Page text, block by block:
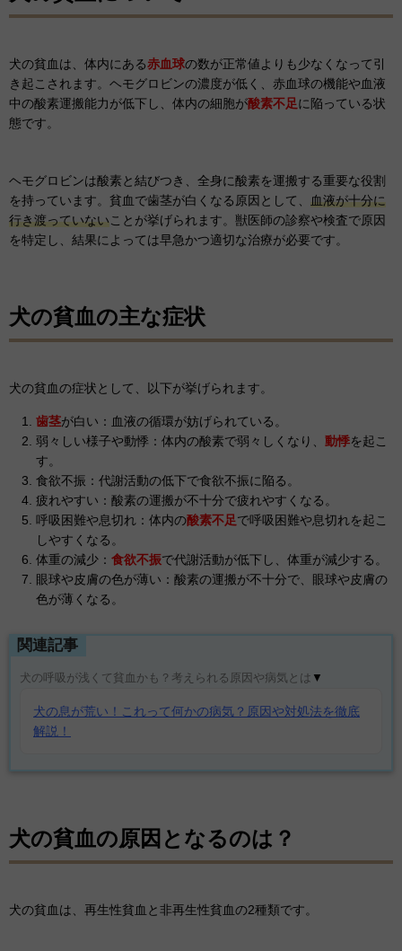
犬の貧血は、体内にある赤血球の数が正常値よりも少なくなって引
き起こされます。ヘモグロビンの濃度が低く、赤血球の機能や血液
中の酸素運搬能力が低下し、体内の細胞が酸素不足に陥っている状
態です。
ヘモグロビンは酸素と結びつき、全身に酸素を運搬する重要な役割
を持っています。 貧血で歯茎が白くなる原因として、 血液が十分に
行き渡っていないことが挙げられます。獣医師の診察や検査で原因
を特定し、結果によっては早急かつ適切な治療が必要です。
犬の貧血の主な症状
犬の貧血の症状として、以下が挙げられます。
歯茎が白い：血液の循環が妨げられている。
弱々しい様子や動悸：体内の酸素で弱々しくなり、 動悸を起こ
す。
食欲不振：代謝活動の低下で食欲不振に陥る。
疲れやすい：酸素の運搬が不十分で疲れやすくなる。
呼吸困難や息切れ：体内の酸素不足で呼吸困難や息切れを起こ
しやすくなる。
体重の減少： 食欲不振で代謝活動が低下し、体重が減少する。
眼球や皮膚の色が薄い：酸素の運搬が不十分で、眼球や皮膚の
色が薄くなる。
関連記事
犬の呼吸が浅くて貧血かも？考えられる原因や病気とは ▼
犬の息が荒い！これって何かの病気？原因や対処法を徹底
解説！
犬の貧血の原因となるのは？
犬の貧血は、再生性貧血と非再生性貧血の2種類です。